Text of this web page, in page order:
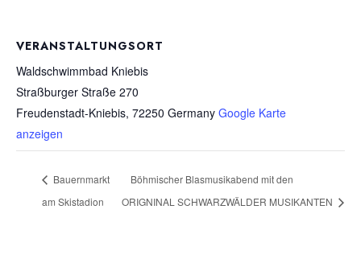
VERANSTALTUNGSORT
Waldschwimmbad Kniebis
Straßburger Straße 270
Freudenstadt-Kniebis, 72250 Germany Google Karte
anzeigen
Bauernmarkt
am Skistadion
Böhmischer Blasmusikabend mit den
ORIGNINAL SCHWARZWÄLDER MUSIKANTEN